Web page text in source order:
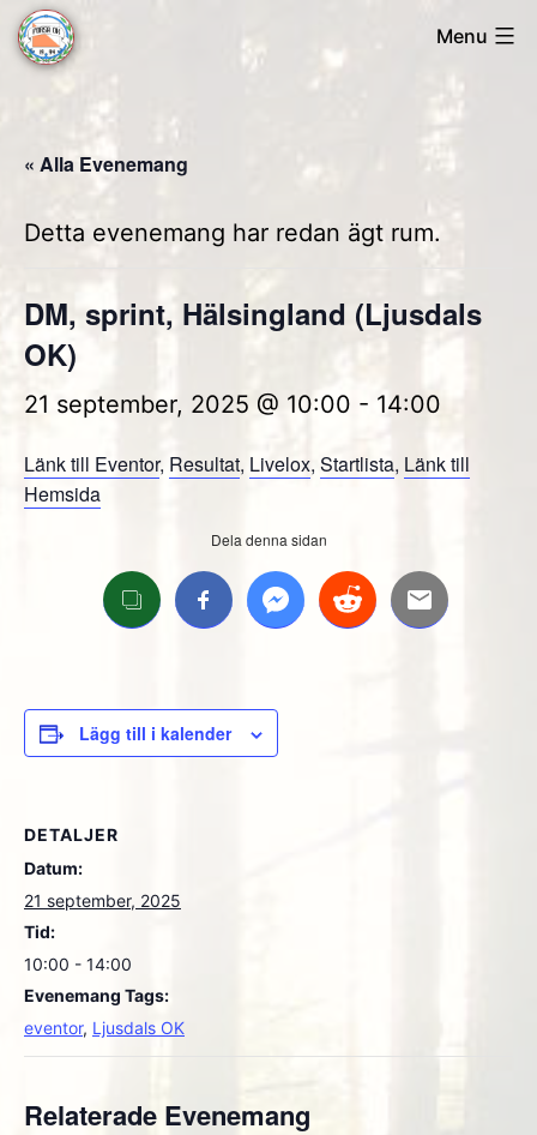
Skip
to
content
Forsa
Menu
« Alla Evenemang
Detta evenemang har redan ägt rum.
DM, sprint, Hälsingland (Ljusdals
OK)
21 september, 2025 @ 10:00 - 14:00
Länk till Eventor, Resultat, Livelox, Startlista, Länk till
Hemsida
Dela denna sidan
Lägg till i kalender
DETALJER
Datum:
21 september, 2025
Tid:
10:00 - 14:00
Evenemang Tags:
eventor, Ljusdals OK
Relaterade Evenemang